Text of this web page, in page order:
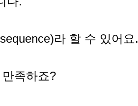
라 할 수 있어요.
족하죠?